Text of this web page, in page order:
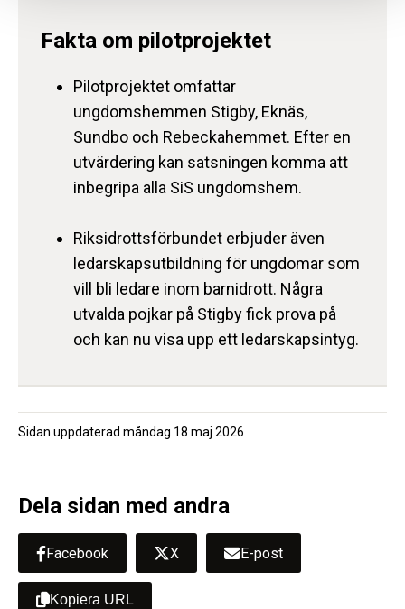
Fakta om pilotprojektet
Pilotprojektet omfattar
ungdomshemmen Stigby, Eknäs,
Sundbo och Rebeckahemmet. Efter en
utvärdering kan satsningen komma att
inbegripa alla SiS ungdomshem.
Riksidrottsförbundet erbjuder även
ledarskapsutbildning för ungdomar som
vill bli ledare inom barnidrott. Några
utvalda pojkar på Stigby fick prova på
och kan nu visa upp ett ledarskapsintyg.
Sidan uppdaterad måndag 18 maj 2026
Dela sidan med andra
Facebook X E-post
Kopiera URL